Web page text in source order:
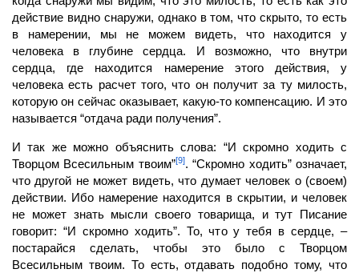
действие видно снаружи, однако в том, что скрыто, то есть
в намерении, мы не можем видеть, что находится у
человека в глубине сердца. И возможно, что внутри
сердца, где находится намерение этого действия, у
человека есть расчет того, что он получит за ту милость,
которую он сейчас оказывает, какую-то компенсацию. И это
называется “отдача ради получения”.
И так же можно объяснить слова: “И скромно ходить с
Творцом Всесильным твоим”[9]. “Скромно ходить” означает,
что другой не может видеть, что думаетчеловек о (своем)
действии. Ибо намерение находится в скрытии, и человек
не может знать мысли своего товарища, и тут Писание
говорит: “И скромно ходить”. То, что у тебя в сердце, –
постарайся сделать, чтобы это было с Творцом
Всесильным твоим. То есть, отдавать подобно тому, что